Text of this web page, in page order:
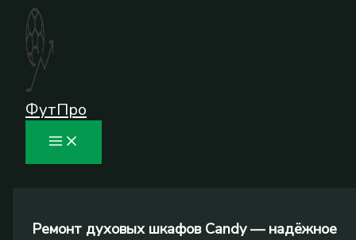
Перейти
содержимому
ФутПро
Ремонт духовых шкафов Candy — надёжное